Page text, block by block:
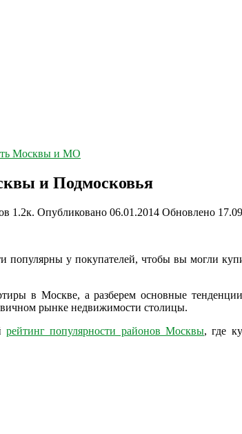
Москвы и МО
и Подмосковья
1.2к. Опубликовано 06.01.2014 Обновлено
популярны у покупателей, чтобы вы могли
в Москве, а разберем основные
рынке недвижимости столицы.
рейтинг популярности районов Москвы, где